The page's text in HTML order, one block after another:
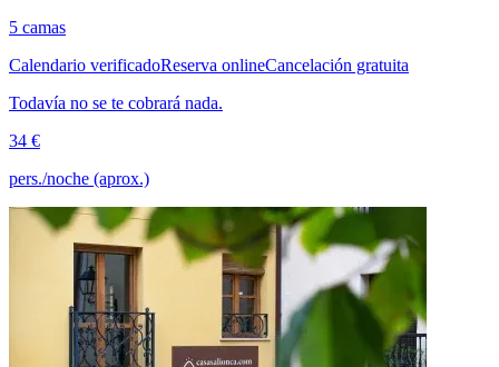
5 camas
Calendario verificadoReserva onlineCancelación gratuita
Todavía no se te cobrará nada.
34 €
pers./noche (aprox.)